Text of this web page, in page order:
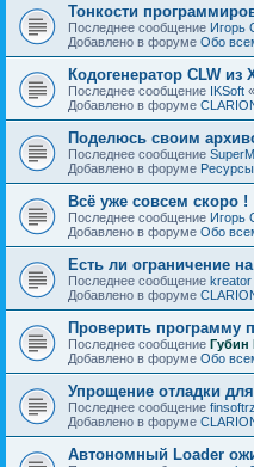
Тонкости
Последнее сообщение Игорь
Добавлено в форуме Обо
Кодогенератор CLW из
Последнее сообщение IKSoft «
Добавлено в форуме
Поделюсь своим
Последнее сообщение
Добавлено в форуме Ресурсы
Всё уже совсем скоро !
Последнее сообщение Игорь
Добавлено в форуме Обо
Есть ли ограничение
Последнее сообщение kreator
Добавлено в форуме
Проверить программу
Последнее сообщение Губин
Добавлено в форуме Обо
Упрощение отладки
Последнее сообщение finsoftrz
Добавлено в форуме
Автономный Loader